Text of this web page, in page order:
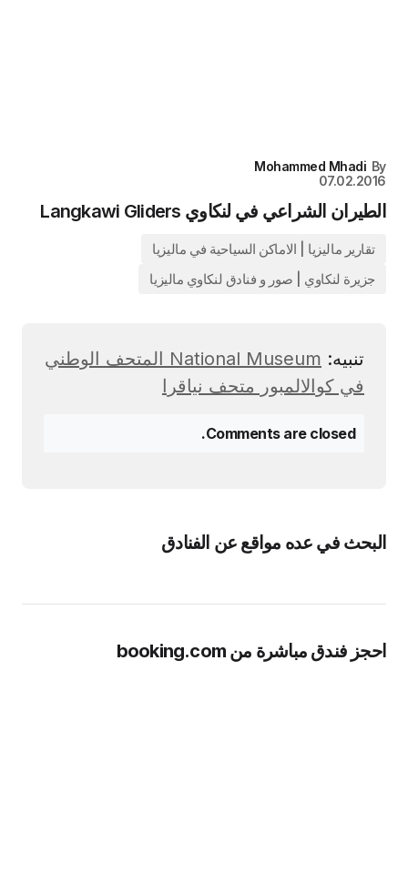
By
Mohammed Mhadi
07.02.2016
الطيران الشراعي في لنكاوي Langkawi Gliders
تقارير ماليزيا | الاماكن السياحية في ماليزيا
جزيرة لنكاوي | صور و فنادق لنكاوي ماليزيا
تنبيه:
National Museum المتحف الوطني
في كوالالمبور متحف نياقرا
Comments are closed.
البحث في عده مواقع عن الفنادق
احجز فندق مباشرة من booking.com